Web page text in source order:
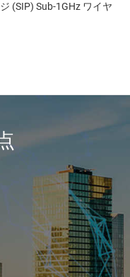
(SIP) Sub-1GHz ワイヤ